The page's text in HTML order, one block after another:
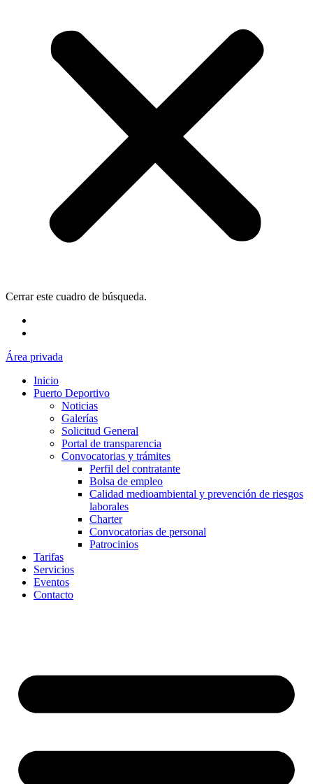
Cerrar este cuadro de búsqueda.
Área privada
Inicio
Puerto Deportivo
Noticias
Galerías
Solicitud General
Portal de transparencia
Convocatorias y trámites
Perfil del contratante
Bolsa de empleo
Calidad medioambiental y prevención de riesgos
laborales
Charter
Convocatorias de personal
Patrocinios
Tarifas
Servicios
Eventos
Contacto